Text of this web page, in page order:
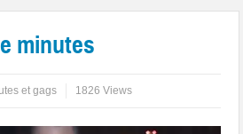
minutes
et gags 1826 Views